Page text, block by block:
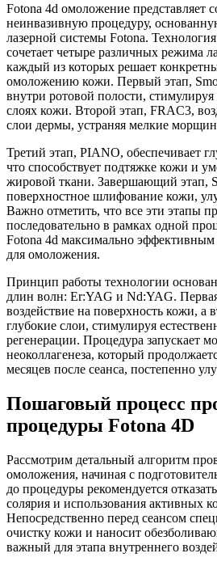
Fotona 4d омоложение представляет
неинвазивную процедуру,
лазерной системы Fotona.
сочетает четыре различных режима
каждый из которых решает
омоложению кожи. Первый этап,
внутри ротовой полости, стимулируя
слоях кожи. Второй этап, FRAC3,
слои дермы, устраняя мелкие
Третий этап, PIANO, обеспечивает
что способствует подтяжке кожи и
жировой ткани. Завершающий этап,
поверхностное шлифование кожи,
Важно отметить, что все эти этапы
последовательно в рамках одной
Fotona 4d максимально
для омоложения.
Принцип работы технологии
длин волн: Er:YAG и Nd:YAG.
воздействие на поверхность кожи, а
глубокие слои, стимулируя
регенерации. Процедура запускает
неоколлагенеза, который
месяцев после сеанса, постепенно
Пошаговый процесс
процедуры Fotona 4D
Рассмотрим детальный алгоритм
омоложения, начиная с
до процедуры рекомендуется
солярия и использования активных
Непосредственно перед сеансом
очистку кожи и наносит
важный для этапа внутреннего